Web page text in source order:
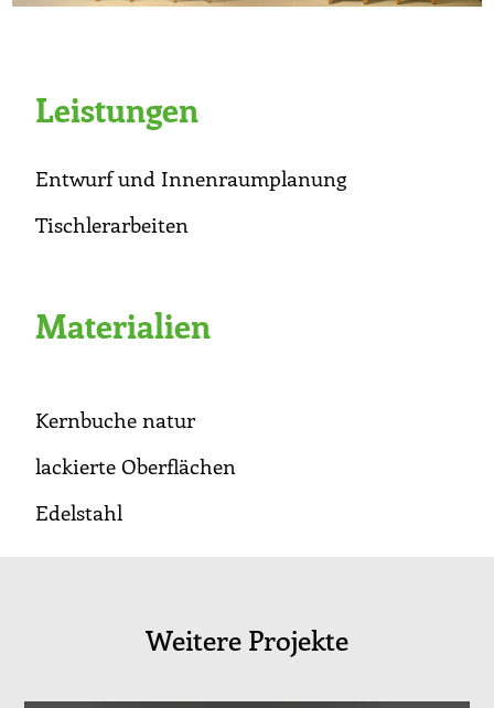
Leistungen
Entwurf und Innenraumplanung
Tischlerarbeiten
Materialien
Kernbuche natur
lackierte Oberflächen
Edelstahl
Weitere Projekte